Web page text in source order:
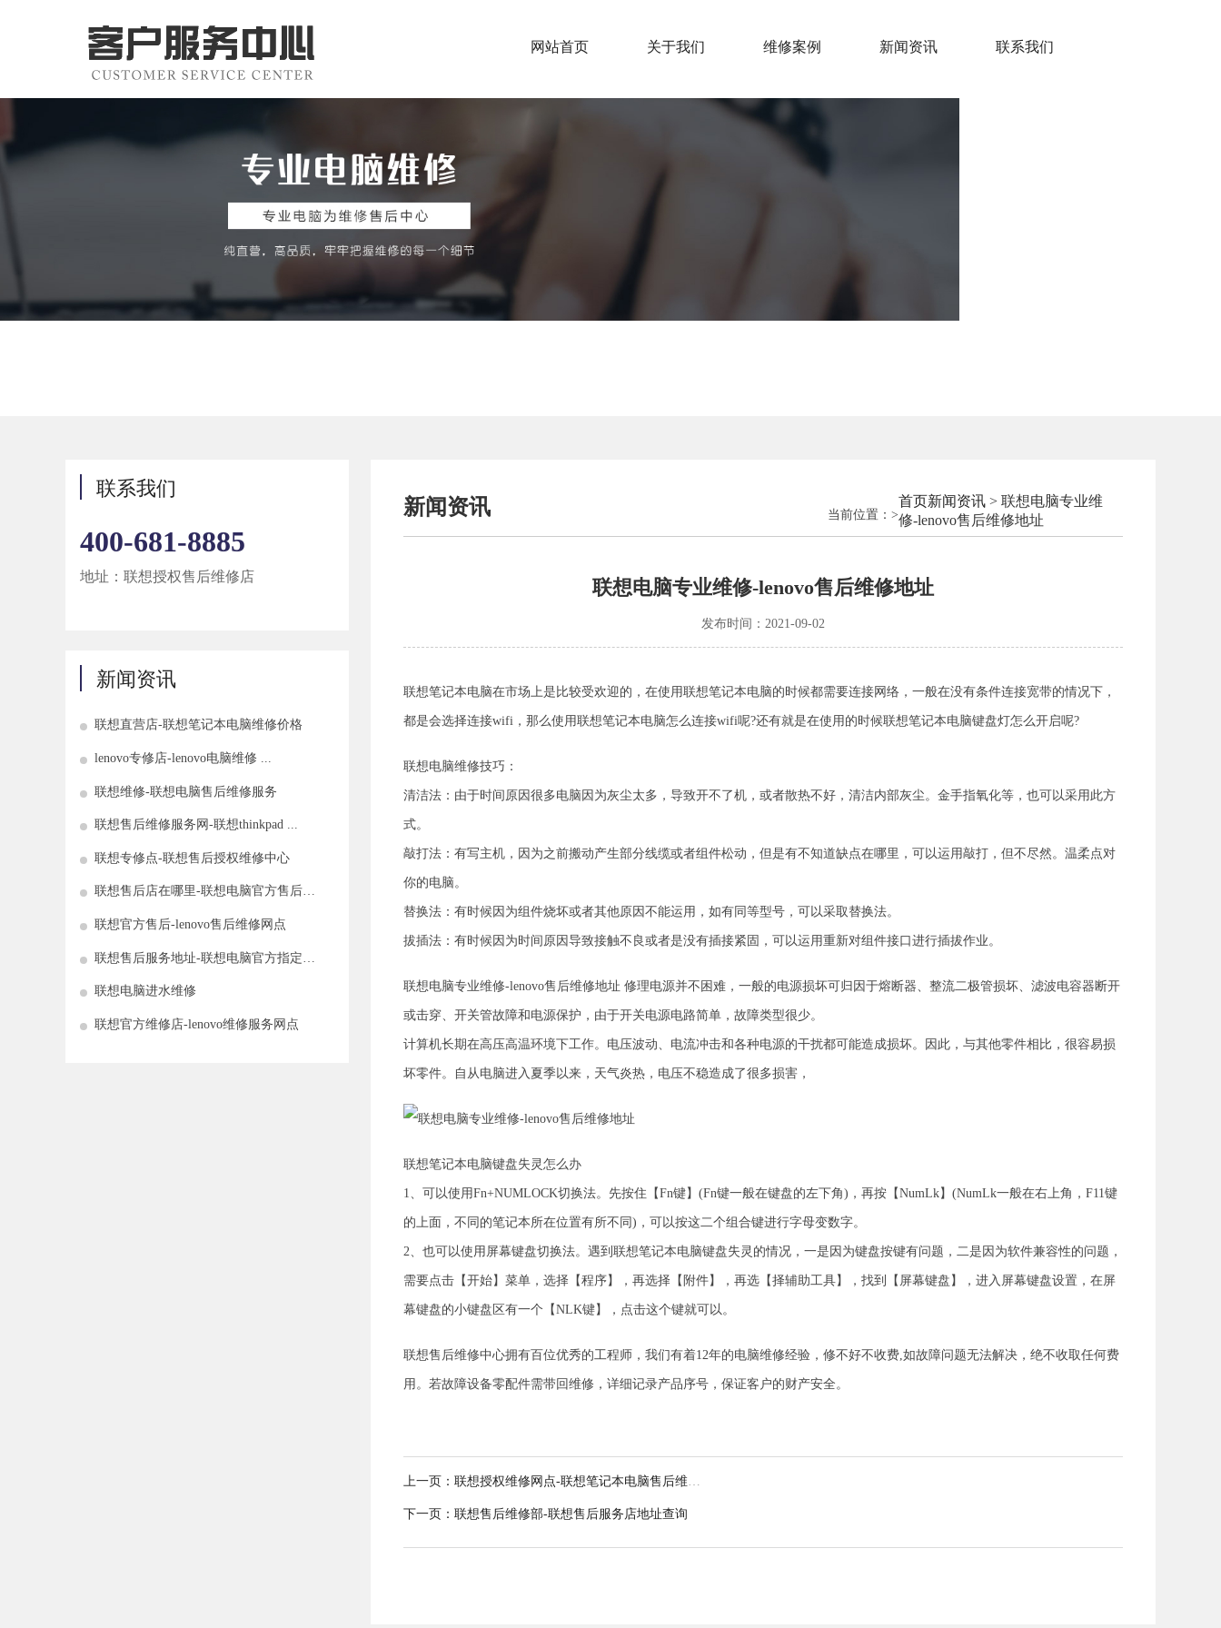
网站首页 关于我们 维修案例 新闻资讯 联系我们
联系我们
400-681-8885
地址：联想授权售后维修店
新闻资讯
联想直营店-联想笔记本电脑维修价格
lenovo专修店-lenovo电脑维修 ...
联想维修-联想电脑售后维修服务
联想售后维修服务网-联想thinkpad ...
联想专修点-联想售后授权维修中心
联想售后店在哪里-联想电脑官方售后维
联想官方售后-lenovo售后维修网点
联想售后服务地址-联想电脑官方指定售
联想电脑进水维修
联想官方维修店-lenovo维修服务网点
新闻资讯 当前位置：
首页
>
新闻资讯 > 联想电脑专业维
修-lenovo售后维修地址
联想电脑专业维修-lenovo售后维修地址
发布时间：2021-09-02
联想笔记本电脑在市场上是比较受欢迎的，在使用联想笔记本电脑的时候都需要连接网络，一般在没有条件连接宽带的情况下，
都是会选择连接wifi，那么使用联想笔记本电脑怎么连接wifi呢?还有就是在使用的时候联想笔记本电脑键盘灯怎么开启呢?
联想电脑维修技巧：
清洁法：由于时间原因很多电脑因为灰尘太多，导致开不了机，或者散热不好，清洁内部灰尘。金手指氧化等，也可以采用此方
式。
敲打法：有写主机，因为之前搬动产生部分线缆或者组件松动，但是有不知道缺点在哪里，可以运用敲打，但不尽然。温柔点对
你的电脑。
替换法：有时候因为组件烧坏或者其他原因不能运用，如有同等型号，可以采取替换法。
拔插法：有时候因为时间原因导致接触不良或者是没有插接紧固，可以运用重新对组件接口进行插拔作业。
联想电脑专业维修-lenovo售后维修地址 修理电源并不困难，一般的电源损坏可归因于熔断器、整流二极管损坏、滤波电容器断开
或击穿、开关管故障和电源保护，由于开关电源电路简单，故障类型很少。
计算机长期在高压高温环境下工作。电压波动、电流冲击和各种电源的干扰都可能造成损坏。因此，与其他零件相比，很容易损
坏零件。自从电脑进入夏季以来，天气炎热，电压不稳造成了很多损害，
联想笔记本电脑键盘失灵怎么办
1、可以使用Fn+NUMLOCK切换法。先按住【Fn键】(Fn键一般在键盘的左下角)，再按【NumLk】(NumLk一般在右上角，F11键
的上面，不同的笔记本所在位置有所不同)，可以按这二个组合键进行字母变数字。
2、也可以使用屏幕键盘切换法。遇到联想笔记本电脑键盘失灵的情况，一是因为键盘按键有问题，二是因为软件兼容性的问题，
需要点击【开始】菜单，选择【程序】，再选择【附件】，再选【择辅助工具】，找到【屏幕键盘】，进入屏幕键盘设置，在屏
幕键盘的小键盘区有一个【NLK键】，点击这个键就可以。
联想售后维修中心拥有百位优秀的工程师，我们有着12年的电脑维修经验，修不好不收费,如故障问题无法解决，绝不收取任何费
用。若故障设备零配件需带回维修，详细记录产品序号，保证客户的财产安全。
上一页： 联想授权维修网点-联想笔记本电脑售后维修
下一页： 联想售后维修部-联想售后服务店地址查询